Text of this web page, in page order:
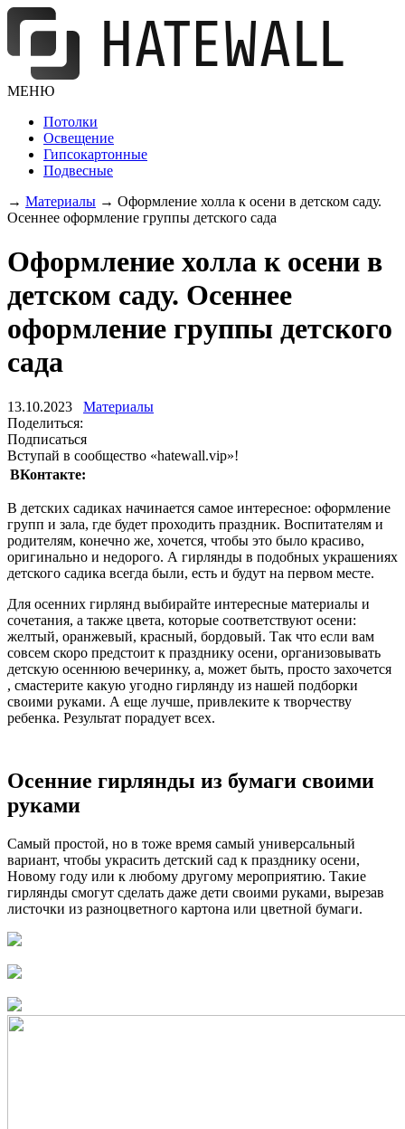
МЕНЮ
Потолки
Освещение
Гипсокартонные
Подвесные
→ Материалы → Оформление холла к осени в детском саду.
Осеннее оформление группы детского сада
Оформление холла к осени в
детском саду. Осеннее
оформление группы детского
сада
13.10.2023 Материалы
Поделиться:
Подписаться
Вступай в сообщество «hatewall.vip»!
ВКонтакте:
В детских садиках начинается самое интересное: оформление
групп и зала, где будет проходить праздник. Воспитателям и
родителям, конечно же, хочется, чтобы это было красиво,
оригинально и недорого. А гирлянды в подобных украшениях
детского садика всегда были, есть и будут на первом месте.
Для осенних гирлянд выбирайте интересные материалы и
сочетания, а также цвета, которые соответствуют осени:
желтый, оранжевый, красный, бордовый. Так что если вам
совсем скоро предстоит к празднику осени, организовывать
детскую осеннюю вечеринку, а, может быть, просто захочется
, смастерите какую угодно гирлянду из нашей подборки
своими руками. А еще лучше, привлеките к творчеству
ребенка. Результат порадует всех.
Осенние гирлянды из бумаги своими
руками
Самый простой, но в тоже время самый универсальный
вариант, чтобы украсить детский сад к празднику осени,
Новому году или к любому другому мероприятию. Такие
гирлянды смогут сделать даже дети своими руками, вырезав
листочки из разноцветного картона или цветной бумаги.